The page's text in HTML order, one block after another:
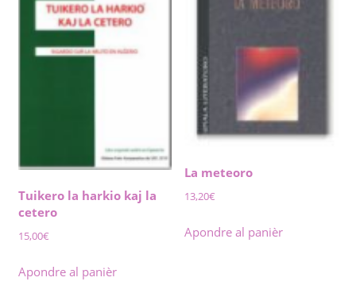
Tuikero la harkio kaj la
cetero
15,00€
Apondre al panièr
La meteoro
13,20€
Apondre al panièr